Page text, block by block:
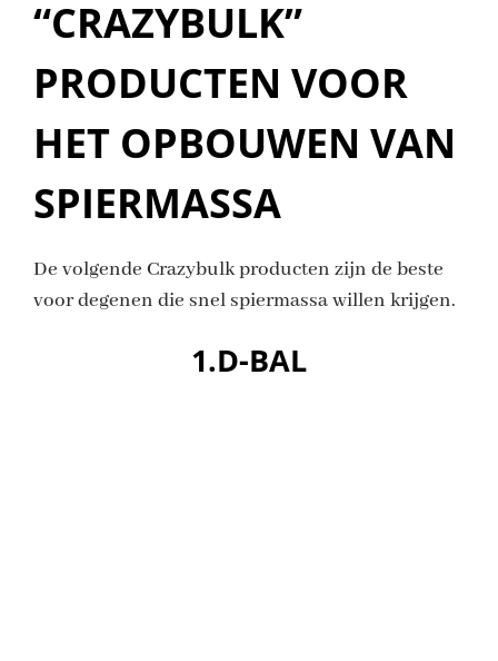
“CRAZYBULK”
PRODUCTEN VOOR
HET OPBOUWEN VAN
SPIERMASSA
De volgende Crazybulk producten zijn de beste
voor degenen die snel spiermassa willen krijgen.
1.D-BAL